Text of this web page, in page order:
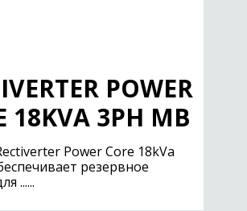
POWER
18KVA 3PH MB
Power Core 18kVa
резервное
......